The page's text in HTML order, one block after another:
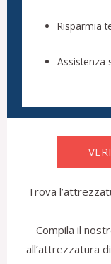
Risparmia
Assistenza
Trova
Compila il
all’attrezzatura